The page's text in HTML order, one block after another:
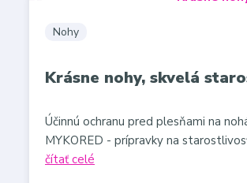
Nohy
Krásne nohy, skvelá
Účinnú ochranu pred plesňami na
MYKORED - prípravky na
čítať celé